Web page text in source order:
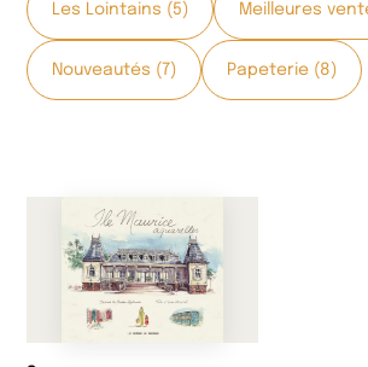
Les Lointains (5) Meilleures
Nouveautés (7) Papeterie (8)